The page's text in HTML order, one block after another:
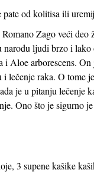
pate od kolitisa ili
Zago veći deo
narodu ljudi brzo i
i Aloe arborescens.
i lečenje raka. O
je u pitanju lečenje
Ono što je sigurno
3 supene kašike